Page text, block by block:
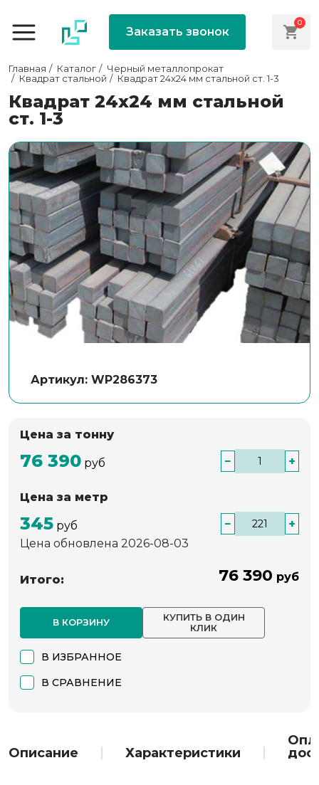
Заказать звонок
0
Главная Каталог
Черный металлопрокат
Квадрат стальной
Квадрат 24х24 мм стальной ст. 1-3
Квадрат 24х24 мм стальной
ст. 1-3
Артикул: WP286373
Цена за тонну
76 390 руб − +
Цена за метр
345 руб −
+
Цена обновлена 2026-08-03
Итого: 76 390 руб
В КОРЗИНУ
КУПИТЬ В ОДИН
КЛИК
В ИЗБРАННОЕ
В СРАВНЕНИЕ
Описание Характеристики